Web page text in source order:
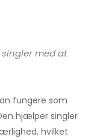
med at
fungere som
hjælper singler
hvilket